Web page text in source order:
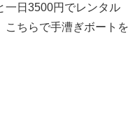
一日3500円でレンタル
こちらで手漕ぎボートを